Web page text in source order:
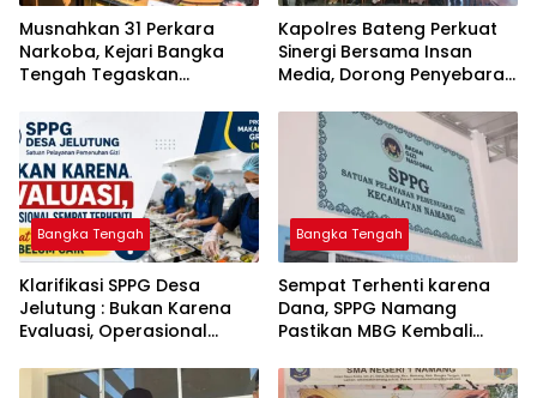
Musnahkan 31 Perkara
Narkoba, Kejari Bangka
Tengah Tegaskan
Kejahatan Hingga Tuntas
‎Kapolres Bateng Perkuat
Sinergi Bersama Insan
Media, Dorong Penyebaran
Layanan Polri 110
Bangka Tengah
‎Klarifikasi SPPG Desa
Jelutung : Bukan Karena
Evaluasi, Operasional
Dana Banper Belum Cair
Bangka Tengah
‎Sempat Terhenti karena
Dana, SPPG Namang
Pastikan MBG Kembali